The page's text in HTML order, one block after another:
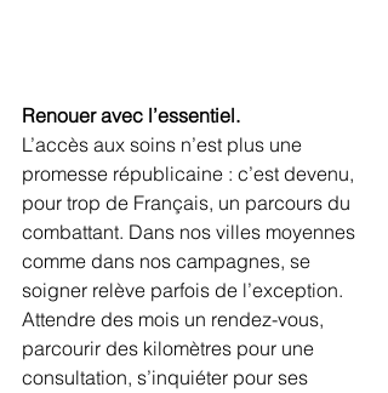
Renouer avec l’essentiel.
L’accès aux soins n’est plus une
promesse républicaine : c’est devenu,
pour trop de Français, un parcours du
combattant. Dans nos villes moyennes
comme dans nos campagnes, se
soigner relève parfois de l’exception.
Attendre des mois un rendez-vous,
parcourir des kilomètres pour une
consultation, s’inquiéter pour ses